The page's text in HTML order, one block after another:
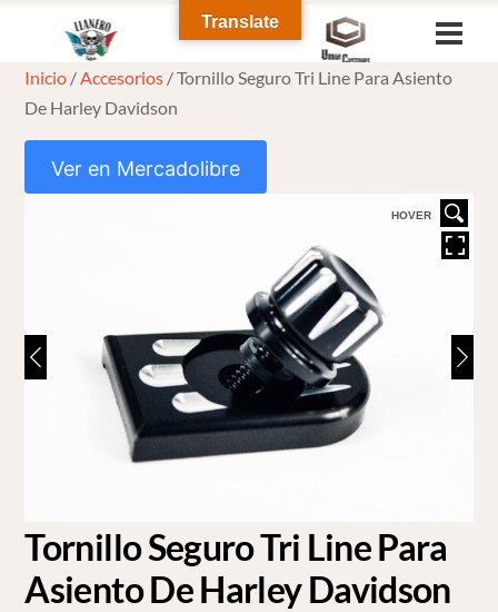
content
Inicio /Accesorios / Tornillo Seguro Tri Line Para Asiento
De Harley Davidson
Ver en Mercadolibre
HOVER
Tornillo Seguro Tri Line Para
Asiento De Harley Davidson
Translate